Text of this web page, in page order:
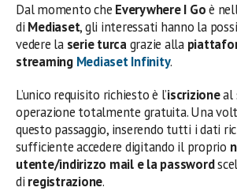
Dal momento che Everywhere I Goè
di Mediaset, gli interessati hanno la
vedere la serie turcagrazie alla
streaming Mediaset Infinity.
L’unico requisito richiesto è l’iscrizioneal
operazione totalmente gratuita. Una
questo passaggio, inserendo tutti i dati
sufficiente accedere digitando il proprio
utente/indirizzo mail e la password
di registrazione.